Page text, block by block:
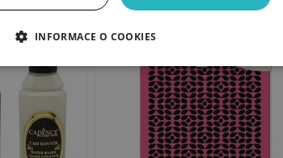
INFORMACE O COOKIES